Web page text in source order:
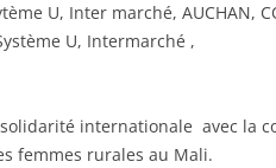
U, Inter marché, AUCHAN,
U, Intermarché ,
solidarité internationale avec la
femmes rurales au Mali.